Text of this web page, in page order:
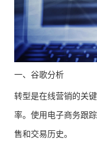
一、谷歌分析
转型是在线营销的关
率。使用电子商务跟
售和交易历史。